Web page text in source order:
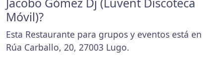
Móvil)?
Esta Restaurante para grupos y eventos está en
Rúa Carballo, 20, 27003 Lugo.